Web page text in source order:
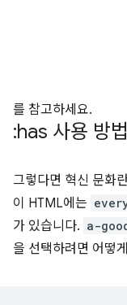
를 참고하세요.
:has 사용 방법
그렇다면 혁신 문화
이 HTML에는
가 있습니다. a-
을 선택하려면 어떻